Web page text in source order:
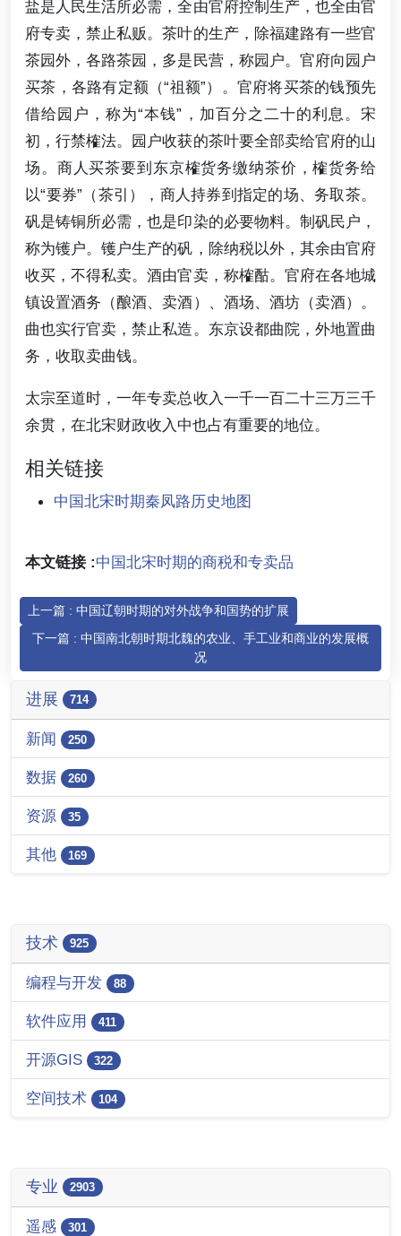
盐是人民生活所必需，全由官府控制生产，也全由官
府专卖，禁止私贩。茶叶的生产，除福建路有一些官
茶园外，各路茶园，多是民营，称园户。官府向园户
买茶，各路有定额（“祖额”）。官府将买茶的钱预先
借给园户，称为“本钱”，加百分之二十的利息。宋
初，行禁榷法。园户收获的茶叶要全部卖给官府的山
场。商人买茶要到东京榷货务缴纳茶价，榷货务给
以“要券”（茶引），商人持券到指定的场、务取茶。
矾是铸铜所必需，也是印染的必要物料。制矾民户，
称为镬户。镬户生产的矾，除纳税以外，其余由官府
收买，不得私卖。酒由官卖，称榷酤。官府在各地城
镇设置酒务（酿酒、卖酒）、酒场、酒坊（卖酒）。
曲也实行官卖，禁止私造。东京设都曲院，外地置曲
务，收取卖曲钱。
太宗至道时，一年专卖总收入一千一百二十三万三千
余贯，在北宋财政收入中也占有重要的地位。
相关链接
中国北宋时期秦凤路历史地图
本文链接 :中国北宋时期的商税和专卖品
上一篇 : 中国辽朝时期的对外战争和国势的扩展
下一篇 : 中国南北朝时期北魏的农业、手工业和商业的发展概
况
进展 714
新闻 250
数据 260
资源 35
其他 169
技术 925
编程与开发 88
软件应用 411
开源GIS 322
空间技术 104
专业 2903
遥感 301